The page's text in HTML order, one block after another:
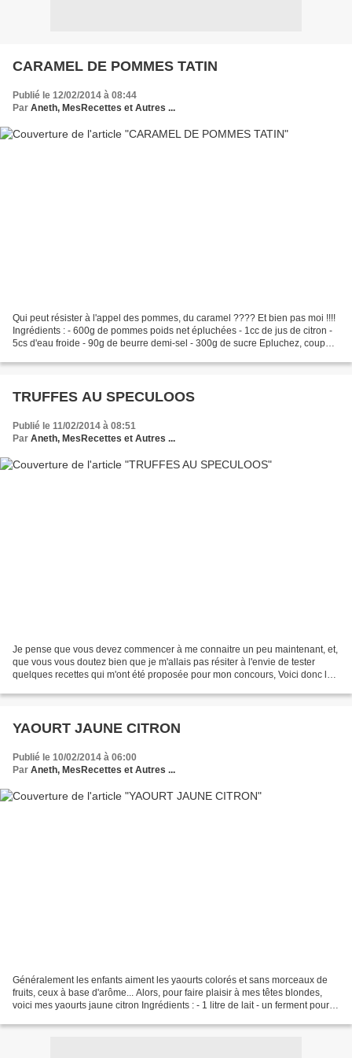
CARAMEL DE POMMES TATIN
Publié le 12/02/2014 à 08:44
Par Aneth, MesRecettes et Autres ...
Qui peut résister à l'appel des pommes, du caramel ???? Et bien pas moi !!!!
Ingrédients : - 600g de pommes poids net épluchées - 1cc de jus de citron -
5cs d'eau froide - 90g de beurre demi-sel - 300g de sucre Epluchez, coupez
TRUFFES AU SPECULOOS
Publié le 11/02/2014 à 08:51
Par Aneth, MesRecettes et Autres ...
Je pense que vous devez commencer à me connaitre un peu maintenant, et,
que vous vous doutez bien que je m'allais pas résiter à l'envie de tester
quelques recettes qui m'ont été proposée pour mon concours, Voici donc les
YAOURT JAUNE CITRON
Publié le 10/02/2014 à 06:00
Par Aneth, MesRecettes et Autres ...
Généralement les enfants aiment les yaourts colorés et sans morceaux de
fruits, ceux à base d'arôme... Alors, pour faire plaisir à mes têtes blondes,
voici mes yaourts jaune citron Ingrédients : - 1 litre de lait - un ferment pour